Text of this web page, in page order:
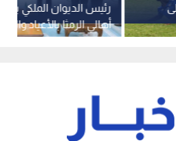
رئيس الديوان الملكي
أهالي الرمثا بالأعياد
الوطنية